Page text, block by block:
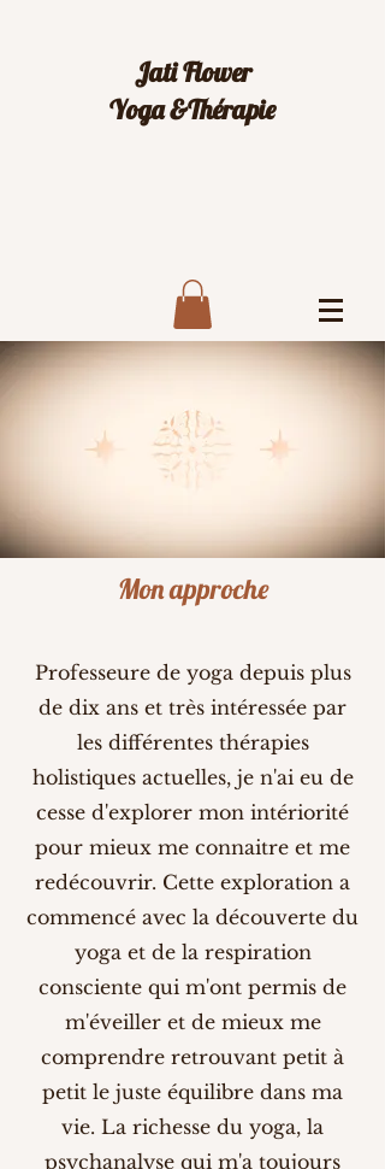
Jati Flower
Yoga &Thérapie
Mon approche
Professeure de yoga depuis plus
de dix ans et très intéressée par
les différentes thérapies
holistiques actuelles, je n'ai eu de
cesse d'explorer mon intériorité
pour mieux me connaitre et me
redécouvrir. Cette exploration a
commencé avec la découverte du
yoga et de la respiration
consciente qui m'ont permis de
m'éveiller et de mieux me
comprendre retrouvant petit à
petit le juste équilibre dans ma
vie. La richesse du yoga, la
psychanalyse qui m'a toujours